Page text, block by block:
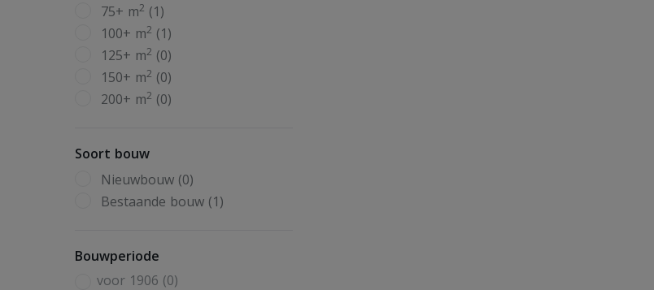
75+ m2 (1)
100+ m2 (1)
125+ m2 (0)
150+ m2 (0)
200+ m2 (0)
Soort bouw
Nieuwbouw (0)
Bestaande bouw (1)
Bouwperiode
voor 1906 (0)